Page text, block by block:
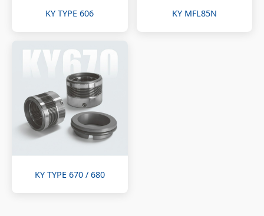
KY TYPE 606 KY MFL85N
KY TYPE 670 / 680